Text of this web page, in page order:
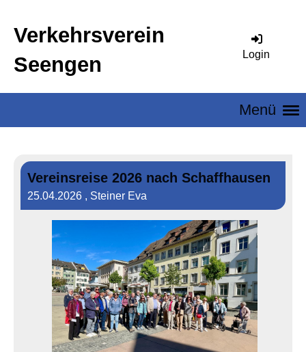
Verkehrsverein
Seengen
Login
Menü
Vereinsreise 2026 nach Schaffhausen
25.04.2026 , Steiner Eva